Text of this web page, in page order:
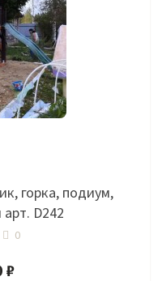
горка, подиум,
D242
0
₽